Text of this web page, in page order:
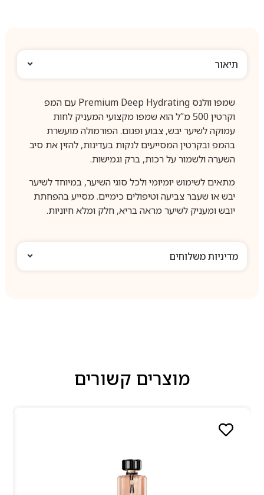
תיאור
שמפו וולנס Premium Deep Hydrating עם המפ
וקרטין 500 מ”ל הוא שמפו מקצועי המעניק לחות
עמוקה לשיער יבש, צבוע ופגום. הפורמולה מועשרת
בהמפ ובקרטין המסייעים לנקות בעדינות, להזין את סיב
השערה ולשמור על רכות, ברק וגמישות.
מתאים לשימוש יומיומי ולכל סוגי השיער, במיוחד לשיער
יבש או שעבר צביעה וטיפולים כימיים. מסייע בהפחתת
יובש ומעניק לשיער מראה בריא, חלק ומלא חיוניות.
מדיניות משלוחים
מוצרים קשורים